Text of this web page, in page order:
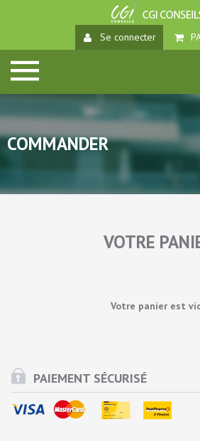
Se connecter
COMMANDER
VOTRE
Votre panier est
PAIEMENT SÉCURISÉ